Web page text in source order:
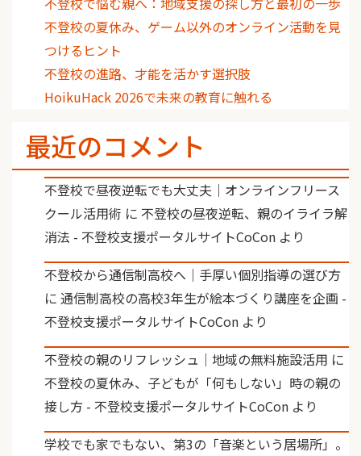
不登校の夏休み、ゲーム以外のオンライン活動を見
つけるヒント
不登校の進路、才能を活かす選択肢
HoikuHack 2026で未来の教育に触れる
最近のコメント
不登校で昼夜逆転でも大丈夫｜オンラインフリース
クール活用術 に 不登校の昼夜逆転、親のイライラ解
消法 - 不登校支援ポータルサイトCoCon より
不登校から通信制高校へ｜手厚い個別指導の選び方
に 通信制高校の高校3年生が絵本づくり講座を企画 -
不登校支援ポータルサイトCoCon より
不登校の親のリフレッシュ｜地域の無料施設活用 に
不登校の夏休み、子どもが「何もしない」時の親の
接し方 - 不登校支援ポータルサイトCoCon より
学校でも家でもない、第3の「音楽という居場所」。